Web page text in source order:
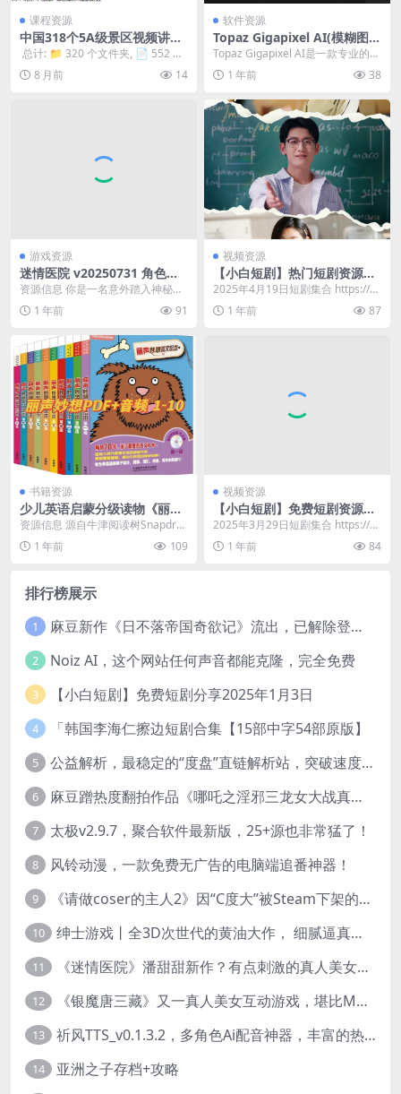
课程资源
中国318个5A级景区视频讲解
+185个航拍
​ 总计: 📁 320 个文件夹, 📄 552 个
文件 📂 中国318个5A级景...
8 月前 14
软件资源
Topaz Gigapixel AI(模糊图片
变清晰软件) v8.4.1 直装破解
版
Topaz Gigapixel AI是一款专业的人
工智能图像放大软件,得益于AI...
1 年前 38
游戏资源
迷情医院 v20250731 角色扮
演+arpg+电影游戏+2k+互动
游戏
资源信息 你是一名意外踏入神秘医
院的访客，发现自己置身于一个充
满未知与危险的世界...
1 年前 91
视频资源
【小白短剧】热门短剧资源分
享2025年4月19日
2025年4月19日短剧集合 https://p
an.quark.cn/s/9e...
1 年前 87
书籍资源
少儿英语启蒙分级读物《丽声
妙想英文绘本 (PDF+音频) 》
资源信息 源自牛津阅读树Snapdra
gon系列，共分10个级别，在有趣
的绘本阅...
1 年前 109
视频资源
【小白短剧】免费短剧资源分
享2025年3月29日
2025年3月29日短剧集合 https://p
an.quark.cn/s/18...
1 年前 84
排行榜展示
1 麻豆新作《日不落帝国奇欲记》流出，已解除登录验证！
2 Noiz AI，这个网站任何声音都能克隆，完全免费
3 【小白短剧】免费短剧分享2025年1月3日
4 「韩国李海仁擦边短剧合集【15部中字54部原版】
5 公益解析，最稳定的“度盘”直链解析站，突破速度限制
6 麻豆蹭热度翻拍作品《哪吒之淫邪三龙女大战真阳魔童》 已上线
7 太极v2.9.7，聚合软件最新版，25+源也非常猛了！
8 风铃动漫，一款免费无广告的电脑端追番神器！
9 《请做coser的主人2》因“C度大”被Steam下架的真人美女互动游戏！
10 绅士游戏丨全3D次世代的黄油大作， 细腻逼真的双人互动狂想曲！
11 《迷情医院》潘甜甜新作？有点刺激的真人美女互动游戏
12 《银魔唐三藏》又一真人美女互动游戏，堪比M豆！
13 祈风TTS_v0.1.3.2，多角色Ai配音神器，丰富的热门音色
14
亚洲之子存档+攻略